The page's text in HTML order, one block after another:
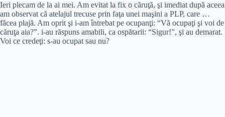
Ieri plecam de la ai mei. Am evitat la fix o căruţă, şi imediat după aceea
am observat că atelajul trecuse prin faţa unei maşini a PLP, care …
făcea plajă. Am oprit şi i-am întrebat pe ocupanţi: “Vă ocupaţi şi voi de
căruţa aia?”. i-au răspuns amabili, ca ospătarii: “Sigur!”, şi au demarat.
Voi ce credeţi: s-au ocupat sau nu?